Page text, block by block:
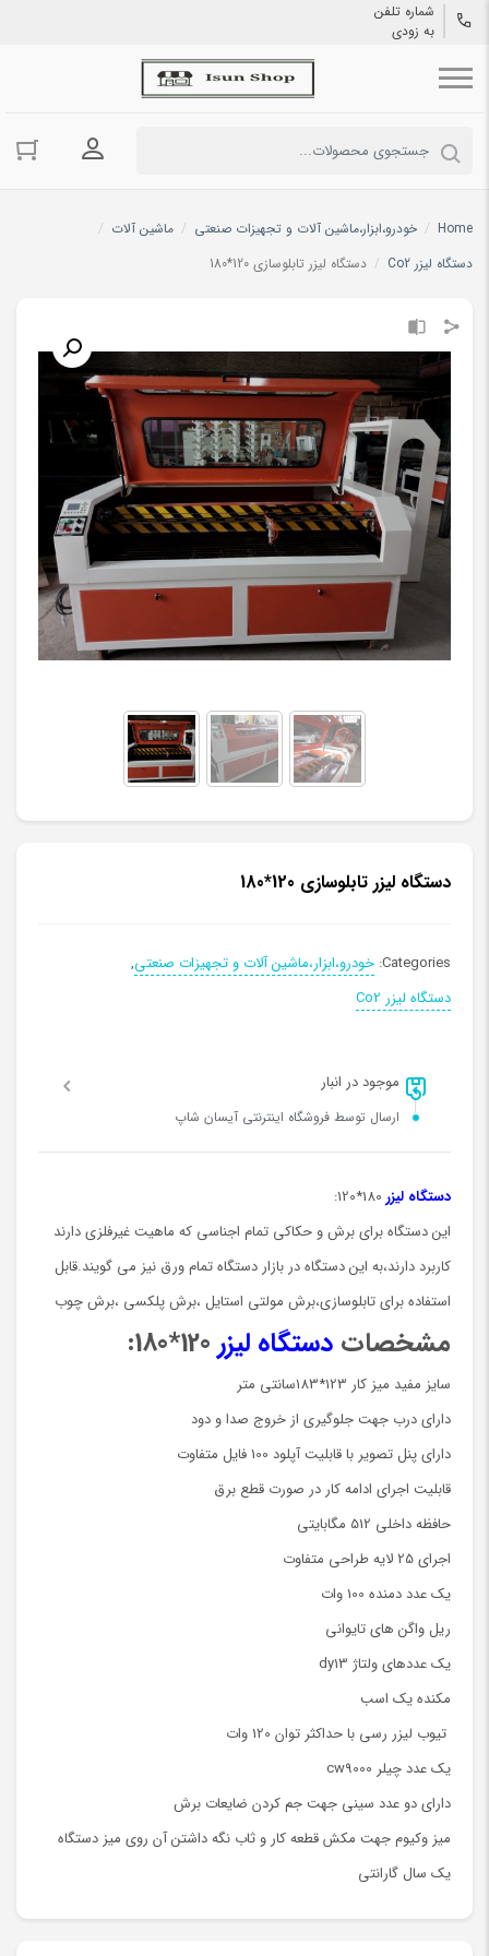
شماره تلفن
به زودی
ورود به
Home
/ خودرو،ابزار،ماشین آلات و تجهیزات صنعتی / ماشین آلات /
دستگاه لیزر Co2
/ دستگاه لیزر تابلوسازی 120*180
دستگاه لیزر تابلوسازی 120*180
Categories: خودرو،ابزار،ماشین آلات و تجهیزات صنعتی,
دستگاه لیزر Co2
موجود در انبار
ارسال توسط فروشگاه اینترنتی آیسان شاپ
دستگاه لیزر
این دستگاه برای برش و حکاکی تمام اجناسی که ماهیت غیرفلزی دارند
کاربرد دارند،به این دستگاه در بازار دستگاه تمام ورق نیز می گویند.قابل
استفاده برای تابلوسازی،برش مولتی استایل ،برش پلکسی ،برش چوب
مشخصات دستگاه لیزر120*180:
سایز مفید میز کار 123*183سانتی متر
دارای درب جهت جلوگیری از خروج صدا و دود
دارای پنل تصویر با قابلیت آپلود 100 فایل متفاوت
قابلیت اجرای ادامه کار در صورت قطع برق
حافظه داخلی 512 مگابایتی
اجرای 25 لایه طراحی متفاوت
یک عدد دمنده 100 وات
ریل واگن های تایوانی
یک عددهای ولتاژ dy13
مکنده یک اسب
تیوب لیزر رسی با حداکثر توان 120 وات
یک عدد چیلر cw9000
دارای دو عدد سینی جهت جم کردن ضایعات برش
میز وکیوم جهت مکش قطعه کار و ثاب نگه داشتن آن روی میز دستگاه
یک سال گارانتی